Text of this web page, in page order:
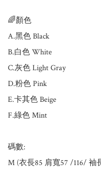
🌈顏色
A.黑色 Black
B.白色 White
C.灰色 Light Gray
D.粉色 Pink
E.卡其色 Beige
F.綠色 Mint
碼數:
M (衣長85 肩寬57 /116/ 袖